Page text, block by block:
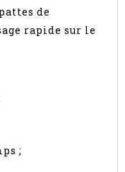
de
rapide sur le
;